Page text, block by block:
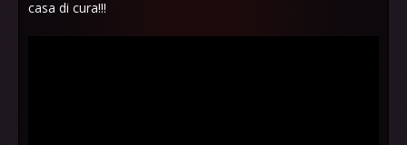
casa di cura!!!